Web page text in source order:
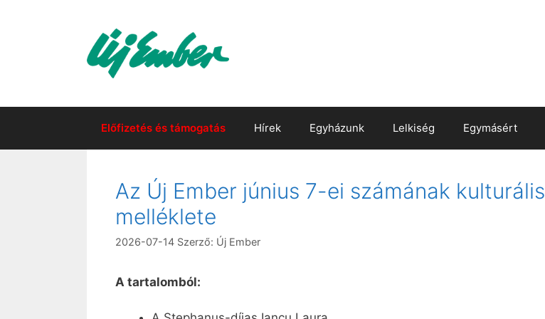
Előfizetés és támogatás Hírek Egyházunk Lelkiség Egymásért
Az Új Ember június 7-ei számának kulturális
melléklete
2026-07-14 Szerző: Új Ember
A tartalomból: